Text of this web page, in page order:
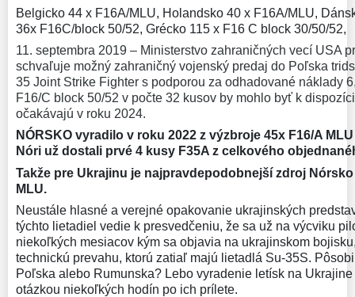
Belgicko 44 x F16A/MLU, Holandsko 40 x F16A/MLU,
36x F16C/block 50/52, Grécko 115 x F16 C block 30/50/52,
11. septembra 2019 – Ministerstvo zahraničných vecí USA
schvaľuje možný zahraničný vojenský predaj do Poľska
35 Joint Strike Fighter s podporou za odhadované náklady
F16/C block 50/52 v počte 32 kusov by mohlo byť k
očakávajú v roku 2024.
NÓRSKO vyradilo v roku 2022 z výzbroje 45x F16/A
Nóri už dostali prvé 4 kusy F35A z celkového
Takže pre Ukrajinu je najpravdepodobnejší zdroj
MLU.
Neustále hlasné a verejné opakovanie ukrajinských
týchto lietadiel vedie k presvedčeniu, že sa už na výcviku
niekoľkých mesiacov kým sa objavia na ukrajinskom
technickú prevahu, ktorú zatiaľ majú lietadlá Su-35S.
Poľska alebo Rumunska? Lebo vyradenie letísk na
otázkou niekoľkých hodín po ich prílete.